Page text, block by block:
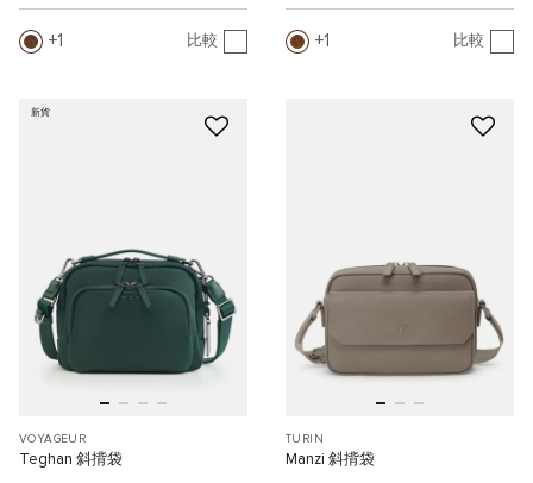
1 比較 1 比較
新貨
VOYAGEUR
Teghan 斜揹袋
TURIN
Manzi 斜揹袋